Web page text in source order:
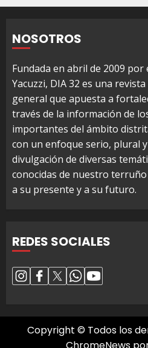
NOSOTROS
Fundada en abril de 2009
Yacuzzi, DIA 32 es una
general que apuesta a
través de la información de
importantes del ámbito
con un enfoque serio, plural
divulgación de diversas
conocidas de nuestro
a su presente y a su futuro.
REDES SOCIALES
Copyright © Todos los